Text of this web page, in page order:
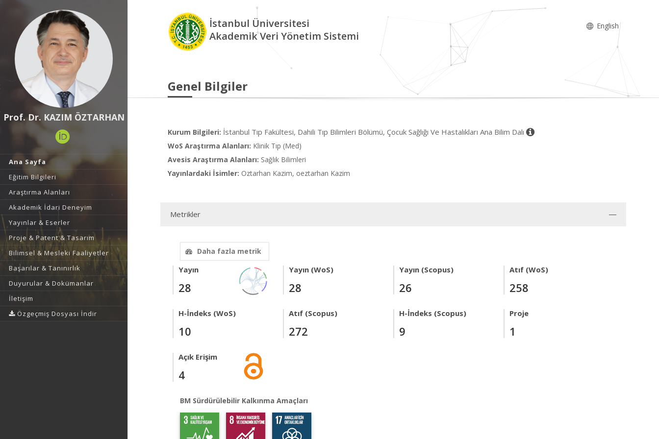
Prof. Dr. KAZIM ÖZTARHAN
Ana Sayfa
Eğitim Bilgileri
Araştırma Alanları
Akademik İdari Deneyim
Yayınlar & Eserler
Proje & Patent & Tasarım
Bilimsel & Mesleki Faaliyetler
Başarılar & Tanınırlık
Duyurular & Dokümanlar
İletişim
Özgeçmiş Dosyası İndir
İstanbul Üniversitesi
Akademik Veri Yönetim Sistemi
English
Genel Bilgiler
Kurum Bilgileri: İstanbul Tıp Fakültesi, Dahili Tıp Bilimleri Bölümü, Çocuk Sağlığı Ve Hastalıkları Ana Bilim Dalı
WoS Araştırma Alanları: Klinik Tıp (Med)
Avesis Araştırma Alanları: Sağlık Bilimleri
Yayınlardaki İsimler: Oztarhan Kazim, oeztarhan Kazim
Metrikler
Daha fazla metrik
Yayın
28
Yayın (WoS)
28
Yayın (Scopus)
26
Atıf (WoS)
258
H-İndeks (WoS)
10
Atıf (Scopus)
272
H-İndeks (Scopus)
9
Proje
1
Açık Erişim
4
BM Sürdürülebilir Kalkınma Amaçları